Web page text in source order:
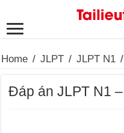
Home / JLPT / JLPT N1 /
Đáp án JLPT N1